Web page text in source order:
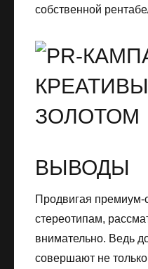
собственной
ВЫВОДЫ
Продвигая премиум-
стереотипам,
внимательно. Ведь
совершают не